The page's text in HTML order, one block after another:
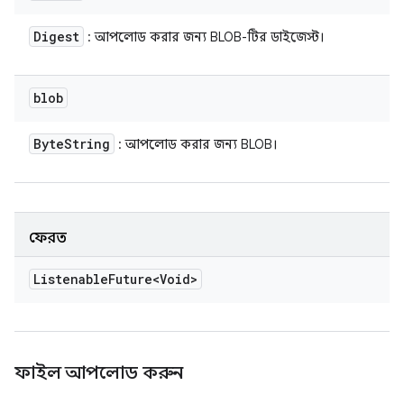
Digest : আপলোড করার জন্য BLOB-টির ডাইজেস্ট।
blob
ByteString : আপলোড করার জন্য BLOB।
ফেরত
ListenableFuture<Void>
ফাইল আপলোড করুন